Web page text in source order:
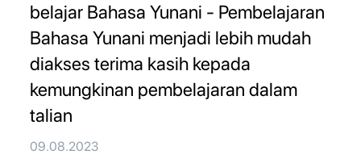
belajar Bahasa Yunani - Pembelajaran
Bahasa Yunani menjadi lebih mudah
diakses terima kasih kepada
kemungkinan pembelajaran dalam
talian
09.08.2023